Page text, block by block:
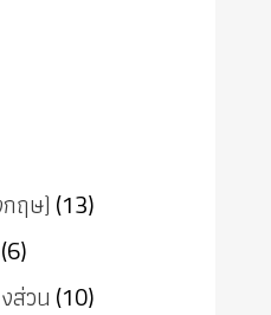
ฤษ) (13)
ส่วน (10)